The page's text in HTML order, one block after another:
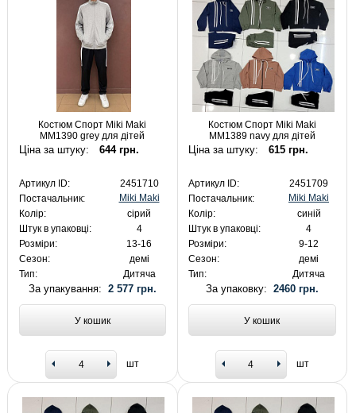
Костюм Спорт Miki Maki
MM1390 grey для дітей
Ціна за штуку: 644 грн.
Артикул ID:
2451710
Постачальник:
Miki Maki
Колір:
сірий
Штук в упаковці:
4
Розміри:
13-16
Сезон:
демі
Тип:
Дитяча
За упакування: 2 577 грн.
У кошик
шт
Костюм Спорт Miki Maki
MM1389 navy для дітей
Ціна за штуку: 615 грн.
Артикул ID:
2451709
Постачальник:
Miki Maki
Колір:
синій
Штук в упаковці:
4
Розміри:
9-12
Сезон:
демі
Тип:
Дитяча
За упаковку: 2460 грн.
У кошик
шт